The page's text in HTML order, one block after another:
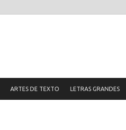
ARTES DE TEXTO LETRAS GRANDES